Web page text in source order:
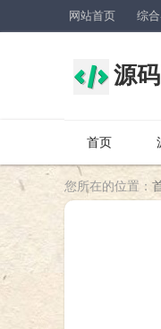
网站首页 综
源
首页
您所在的位置：